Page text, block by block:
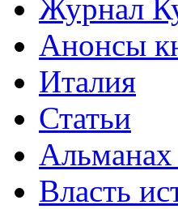
Журнал
Анонсы
Италия
Статьи
Альманах
Власть